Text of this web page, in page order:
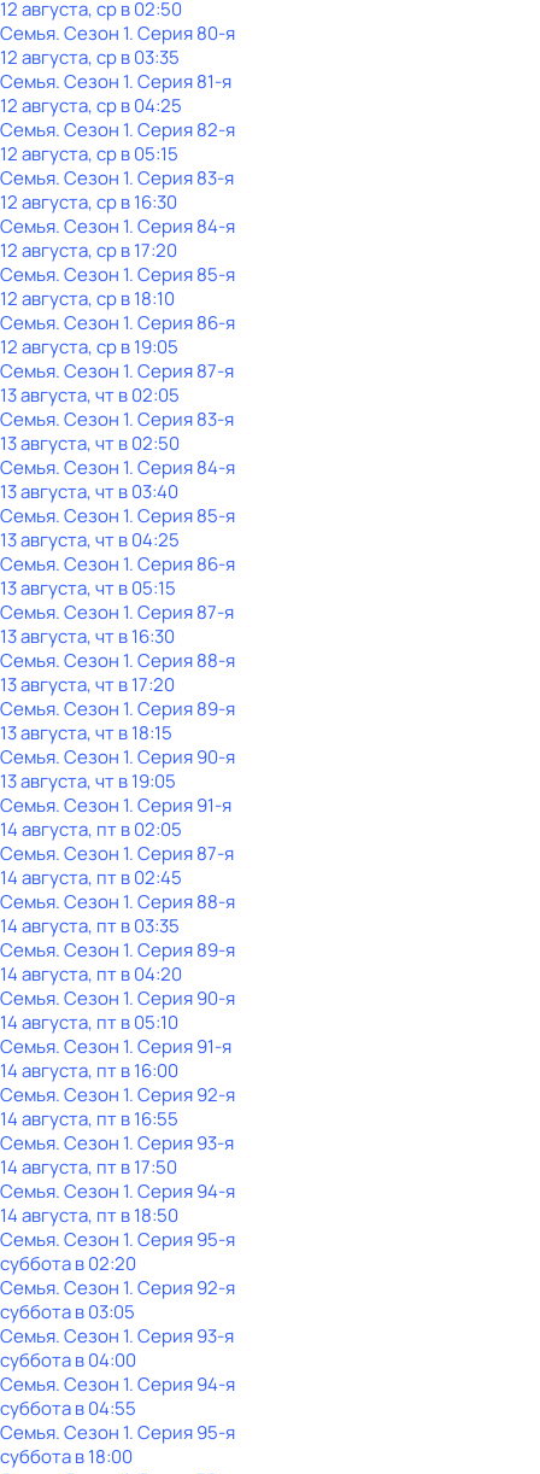
12 августа, ср в 02:50
Семья. Сезон 1. Серия 80-я
12 августа, ср в 03:35
Семья. Сезон 1. Серия 81-я
12 августа, ср в 04:25
Семья. Сезон 1. Серия 82-я
12 августа, ср в 05:15
Семья. Сезон 1. Серия 83-я
12 августа, ср в 16:30
Семья. Сезон 1. Серия 84-я
12 августа, ср в 17:20
Семья. Сезон 1. Серия 85-я
12 августа, ср в 18:10
Семья. Сезон 1. Серия 86-я
12 августа, ср в 19:05
Семья. Сезон 1. Серия 87-я
13 августа, чт в 02:05
Семья. Сезон 1. Серия 83-я
13 августа, чт в 02:50
Семья. Сезон 1. Серия 84-я
13 августа, чт в 03:40
Семья. Сезон 1. Серия 85-я
13 августа, чт в 04:25
Семья. Сезон 1. Серия 86-я
13 августа, чт в 05:15
Семья. Сезон 1. Серия 87-я
13 августа, чт в 16:30
Семья. Сезон 1. Серия 88-я
13 августа, чт в 17:20
Семья. Сезон 1. Серия 89-я
13 августа, чт в 18:15
Семья. Сезон 1. Серия 90-я
13 августа, чт в 19:05
Семья. Сезон 1. Серия 91-я
14 августа, пт в 02:05
Семья. Сезон 1. Серия 87-я
14 августа, пт в 02:45
Семья. Сезон 1. Серия 88-я
14 августа, пт в 03:35
Семья. Сезон 1. Серия 89-я
14 августа, пт в 04:20
Семья. Сезон 1. Серия 90-я
14 августа, пт в 05:10
Семья. Сезон 1. Серия 91-я
14 августа, пт в 16:00
Семья. Сезон 1. Серия 92-я
14 августа, пт в 16:55
Семья. Сезон 1. Серия 93-я
14 августа, пт в 17:50
Семья. Сезон 1. Серия 94-я
14 августа, пт в 18:50
Семья. Сезон 1. Серия 95-я
субботав02:20
Семья. Сезон 1. Серия 92-я
субботав03:05
Семья. Сезон 1. Серия 93-я
субботав04:00
Семья. Сезон 1. Серия 94-я
субботав04:55
Семья. Сезон 1. Серия 95-я
субботав18:00